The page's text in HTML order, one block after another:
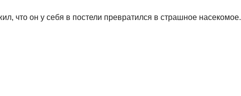
что он у себя в постели превратился в страшное насекомое.